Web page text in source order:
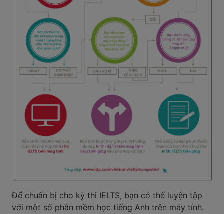
Để chuẩn bị cho kỳ thi IELTS, bạn có thể luyện tập
với một số phần mềm học tiếng Anh trên máy tính.